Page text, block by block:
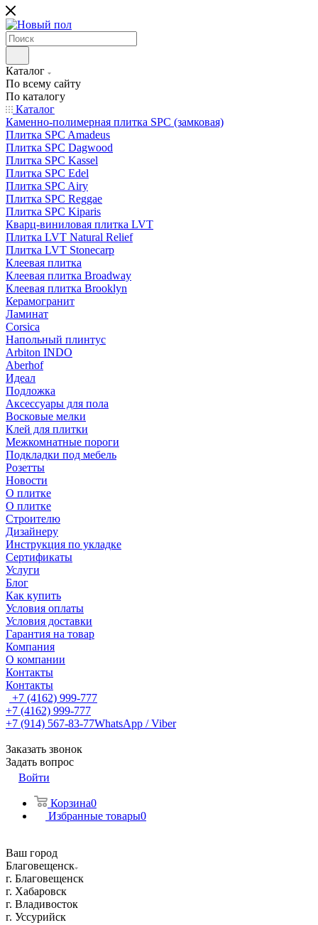
Каталог
По всему сайту
По каталогу
Каталог
Каменно-полимерная плитка SPC (замковая)
Плитка SPC Amadeus
Плитка SPC Dagwood
Плитка SPC Kassel
Плитка SPC Edel
Плитка SPC Airy
Плитка SPC Reggae
Плитка SPC Kiparis
Кварц-виниловая плитка LVT
Плитка LVT Natural Relief
Плитка LVT Stonecarp
Клеевая плитка
Клеевая плитка Broadway
Клеевая плитка Brooklyn
Керамогранит
Ламинат
Corsica
Напольный плинтус
Arbiton INDO
Aberhof
Идеал
Подложка
Аксессуары для пола
Восковые мелки
Клей для плитки
Межкомнатные пороги
Подкладки под мебель
Розетты
Новости
О плитке
О плитке
Строителю
Дизайнеру
Инструкция по укладке
Сертификаты
Услуги
Блог
Как купить
Условия оплаты
Условия доставки
Гарантия на товар
Компания
О компании
Контакты
Контакты
+7 (4162) 999-777
+7 (4162) 999-777
+7 (914) 567-83-77WhatsApp / Viber
Заказать звонок
Задать вопрос
Войти
Корзина0
Избранные товары0
Ваш город
Благовещенск
г. Благовещенск
г. Хабаровск
г. Владивосток
г. Уссурийск